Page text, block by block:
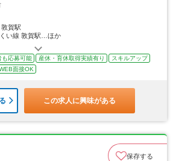
敦賀駅
い線 敦賀駅…ほか
も応募可能 産休・育休取得実績有り
スキルアップ
面接OK
この求人に興味がある
保存する